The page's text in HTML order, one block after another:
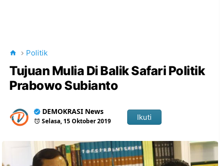
Politik
Tujuan Mulia Di Balik Safari Politik
Prabowo Subianto
DEMOKRASI News
Selasa, 15 Oktober 2019 Ikuti